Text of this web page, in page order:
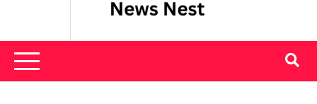
News Nest